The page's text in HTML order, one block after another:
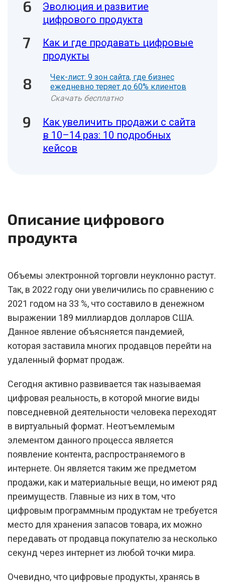
Эволюция и развитие
цифрового продукта
Как и где продавать цифровые
продукты
Чек-лист: 9 зон сайта, где бизнес
ежедневно теряет до 60% клиентов
Скачать бесплатно
Как увеличить продажи с сайта
в 10–14 раз: 10 подробных
кейсов
Описание цифрового
продукта
Объемы электронной торговли неуклонно растут.
Так, в 2022 году они увеличились по сравнению с
2021 годом на 33 %, что составило в денежном
выражении 189 миллиардов долларов США.
Данное явление объясняется пандемией,
которая заставила многих продавцов перейти на
удаленный формат продаж.
Сегодня активно развивается так называемая
цифровая реальность, в которой многие виды
повседневной деятельности человека переходят
в виртуальный формат. Неотъемлемым
элементом данного процесса является
появление контента, распространяемого в
интернете. Он является таким же предметом
продажи, как и материальные вещи, но имеют ряд
преимуществ. Главные из них в том, что
цифровым программным продуктам не требуется
место для хранения запасов товара, их можно
передавать от продавца покупателю за несколько
секунд через интернет из любой точки мира.
Очевидно, что цифровые продукты, хранясь в